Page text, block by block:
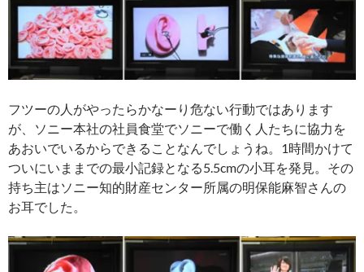
フツーの人がやったらかなーり危ない行動ではあります
が、ソニー本社の社員食堂でソニーで働く人たちに協力を
あおいでいるからできることなんでしょうね。1時間かけて
ついにいままでの最小記録となる5.5cmの小耳を発見。その
持ち主はソニー知的財産センター所属の明保能麻智さんの
お耳でした。